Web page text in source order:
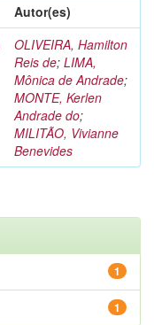
Autor(es)
OLIVEIRA, Hamilton
Reis de; LIMA,
Mônica de Andrade;
MONTE, Kerlen
Andrade do;
MILITÃO, Vivianne
Benevides
1
1